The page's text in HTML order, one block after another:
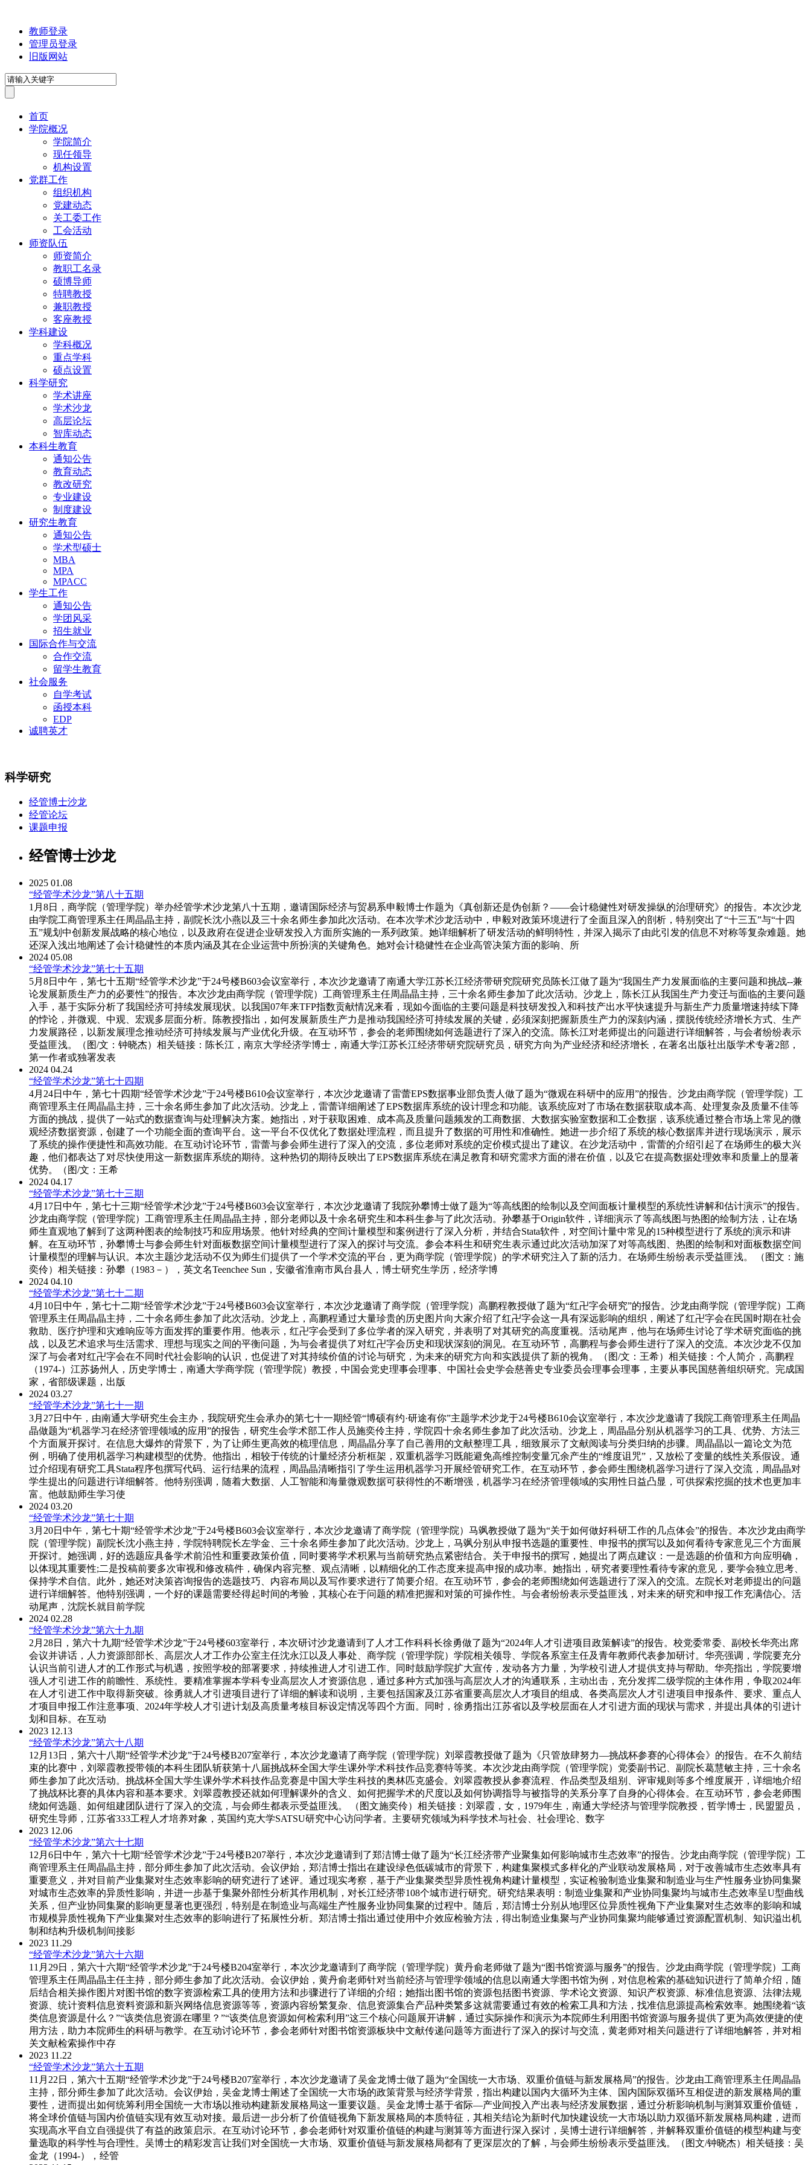
教师登录
管理员登录
旧版网站
首页
学院概况
学院简介
现任领导
机构设置
党群工作
组织机构
党建动态
关工委工作
工会活动
师资队伍
师资简介
教职工名录
硕博导师
特聘教授
兼职教授
客座教授
学科建设
学科概况
重点学科
硕点设置
科学研究
学术讲座
学术沙龙
高层论坛
智库动态
本科生教育
通知公告
教育动态
教改研究
专业建设
制度建设
研究生教育
通知公告
学术型硕士
MBA
MPA
MPACC
学生工作
通知公告
学团风采
招生就业
国际合作与交流
合作交流
留学生教育
社会服务
自学考试
函授本科
EDP
诚聘英才
科学研究
经管博士沙龙
经管论坛
课题申报
经管博士沙龙
2025 01.08
“经管学术沙龙”第八十五期
1月8日，商学院（管理学院）举办经管学术沙龙第八十五期，邀请国际经济与贸易系申毅博士作题为《真创新还是伪创新？——会计稳健性对研发操纵的治理研究》的报告。本次沙龙
由学院工商管理系主任周晶晶主持，副院长沈小燕以及三十余名师生参加此次活动。在本次学术沙龙活动中，申毅对政策环境进行了全面且深入的剖析，特别突出了“十三五”与“十四
五”规划中创新发展战略的核心地位，以及政府在促进企业研发投入方面所实施的一系列政策。她详细解析了研发活动的鲜明特性，并深入揭示了由此引发的信息不对称等复杂难题。她
还深入浅出地阐述了会计稳健性的本质内涵及其在企业运营中所扮演的关键角色。她对会计稳健性在企业高管决策方面的影响、所
2024 05.08
“经管学术沙龙”第七十五期
5月8日中午，第七十五期“经管学术沙龙”于24号楼B603会议室举行，本次沙龙邀请了南通大学江苏长江经济带研究院研究员陈长江做了题为“我国生产力发展面临的主要问题和挑战--兼
论发展新质生产力的必要性”的报告。本次沙龙由商学院（管理学院）工商管理系主任周晶晶主持，三十余名师生参加了此次活动。沙龙上，陈长江从我国生产力变迁与面临的主要问题
入手，基于实际分析了我国经济可持续发展现状。以我国07年来TFP指数贡献情况来看，现如今面临的主要问题是科技研发投入和科技产出水平快速提升与新生产力质量增速持续下降
的悖论，并微观、中观、宏观多层面分析。陈教授指出，如何发展新质生产力是推动我国经济可持续发展的关键，必须深刻把握新质生产力的深刻内涵，摆脱传统经济增长方式、生产
力发展路径，以新发展理念推动经济可持续发展与产业优化升级。在互动环节，参会的老师围绕如何选题进行了深入的交流。陈长江对老师提出的问题进行详细解答，与会者纷纷表示
受益匪浅。（图/文：钟晓杰）相关链接：陈长江，南京大学经济学博士，南通大学江苏长江经济带研究院研究员，研究方向为产业经济和经济增长，在著名出版社出版学术专著2部，
第一作者或独署发表
2024 04.24
“经管学术沙龙”第七十四期
4月24日中午，第七十四期“经管学术沙龙”于24号楼B610会议室举行，本次沙龙邀请了雷蕾EPS数据事业部负责人做了题为“微观在科研中的应用”的报告。沙龙由商学院（管理学院）工
商管理系主任周晶晶主持，三十余名师生参加了此次活动。沙龙上，雷蕾详细阐述了EPS数据库系统的设计理念和功能。该系统应对了市场在数据获取成本高、处理复杂及质量不佳等
方面的挑战，提供了一站式的数据查询与处理解决方案。她指出，对于获取困难、成本高及质量问题频发的工商数据、大数据实验室数据和工企数据，该系统通过整合市场上常见的微
观经济数据资源，创建了一个功能全面的查询平台。这一平台不仅优化了数据处理流程，而且提升了数据的可用性和准确性。她进一步介绍了系统的核心数据库并进行现场演示，展示
了系统的操作便捷性和高效功能。在互动讨论环节，雷蕾与参会师生进行了深入的交流，多位老师对系统的定价模式提出了建议。在沙龙活动中，雷蕾的介绍引起了在场师生的极大兴
趣，他们都表达了对尽快使用这一新数据库系统的期待。这种热切的期待反映出了EPS数据库系统在满足教育和研究需求方面的潜在价值，以及它在提高数据处理效率和质量上的显著
优势。（图/文：王希
2024 04.17
“经管学术沙龙”第七十三期
4月17日中午，第七十三期“经管学术沙龙”于24号楼B603会议室举行，本次沙龙邀请了我院孙攀博士做了题为“等高线图的绘制以及空间面板计量模型的系统性讲解和估计演示”的报告。
沙龙由商学院（管理学院）工商管理系主任周晶晶主持，部分老师以及十余名研究生和本科生参与了此次活动。孙攀基于Origin软件，详细演示了等高线图与热图的绘制方法，让在场
师生直观地了解到了这两种图表的绘制技巧和应用场景。他针对经典的空间计量模型和案例进行了深入分析，并结合Stata软件，对空间计量中常见的15种模型进行了系统的演示和讲
解。在互动环节，孙攀博士与参会师生针对面板数据空间计量模型进行了深入的探讨与交流。参会本科生和研究生表示通过此次活动加深了对等高线图、热图的绘制和对面板数据空间
计量模型的理解与认识。本次主题沙龙活动不仅为师生们提供了一个学术交流的平台，更为商学院（管理学院）的学术研究注入了新的活力。在场师生纷纷表示受益匪浅。 （图文：施
奕伶）相关链接：孙攀（1983－），英文名Teenchee Sun，安徽省淮南市凤台县人，博士研究生学历，经济学博
2024 04.10
“经管学术沙龙”第七十二期
4月10日中午，第七十二期“经管学术沙龙”于24号楼B603会议室举行，本次沙龙邀请了商学院（管理学院）高鹏程教授做了题为“红卍字会研究”的报告。沙龙由商学院（管理学院）工商
管理系主任周晶晶主持，二十余名师生参加了此次活动。沙龙上，高鹏程通过大量珍贵的历史图片向大家介绍了红卍字会这一具有深远影响的组织，阐述了红卍字会在民国时期在社会
救助、医疗护理和灾难响应等方面发挥的重要作用。他表示，红卍字会受到了多位学者的深入研究，并表明了对其研究的高度重视。活动尾声，他与在场师生讨论了学术研究面临的挑
战，以及艺术追求与生活需求、理想与现实之间的平衡问题，为与会者提供了对红卍字会历史和现状深刻的洞见。在互动环节，高鹏程与参会师生进行了深入的交流。本次沙龙不仅加
深了与会者对红卍字会在不同时代社会影响的认识，也促进了对其持续价值的讨论与研究，为未来的研究方向和实践提供了新的视角。（图/文：王希）相关链接：个人简介，高鹏程
（1974-）江苏扬州人，历史学博士，南通大学商学院（管理学院）教授，中国会党史理事会理事、中国社会史学会慈善史专业委员会理事会理事，主要从事民国慈善组织研究。完成国
家，省部级课题，出版
2024 03.27
“经管学术沙龙”第七十一期
3月27日中午，由南通大学研究生会主办，我院研究生会承办的第七十一期经管“博硕有约·研途有你”主题学术沙龙于24号楼B610会议室举行，本次沙龙邀请了我院工商管理系主任周晶
晶做题为“机器学习在经济管理领域的应用”的报告，研究生会学术部工作人员施奕伶主持，学院四十余名师生参加了此次活动。沙龙上，周晶晶分别从机器学习的工具、优势、方法三
个方面展开探讨。在信息大爆炸的背景下，为了让师生更高效的梳理信息，周晶晶分享了自己善用的文献整理工具，细致展示了文献阅读与分类归纳的步骤。周晶晶以一篇论文为范
例，明确了使用机器学习构建模型的优势。他指出，相较于传统的计量经济分析框架，双重机器学习既能避免高维控制变量冗余产生的“维度诅咒”，又放松了变量的线性关系假设。通
过介绍现有研究工具Stata程序包撰写代码、运行结果的流程，周晶晶清晰指引了学生运用机器学习开展经管研究工作。在互动环节，参会师生围绕机器学习进行了深入交流，周晶晶对
学生提出的问题进行详细解答。他特别强调，随着大数据、人工智能和海量微观数据可获得性的不断增强，机器学习在经济管理领域的实用性日益凸显，可供探索挖掘的技术也更加丰
富。他鼓励师生学习使
2024 03.20
“经管学术沙龙”第七十期
3月20日中午，第七十期“经管学术沙龙”于24号楼B603会议室举行，本次沙龙邀请了商学院（管理学院）马飒教授做了题为“关于如何做好科研工作的几点体会”的报告。本次沙龙由商学
院（管理学院）副院长沈小燕主持，学院特聘院长左学金、三十余名师生参加了此次活动。沙龙上，马飒分别从申报书选题的重要性、申报书的撰写以及如何看待专家意见三个方面展
开探讨。她强调，好的选题应具备学术前沿性和重要政策价值，同时要将学术积累与当前研究热点紧密结合。关于申报书的撰写，她提出了两点建议：一是选题的价值和方向应明确，
以体现其重要性;二是投稿前要多次审视和修改稿件，确保内容完整、观点清晰，以精细化的工作态度来提高申报的成功率。她指出，研究者要理性看待专家的意见，要学会独立思考、
保持学术自信。此外，她还对决策咨询报告的选题技巧、内容布局以及写作要求进行了简要介绍。在互动环节，参会的老师围绕如何选题进行了深入的交流。左院长对老师提出的问题
进行详细解答。他特别强调，一个好的课题需要经得起时间的考验，其核心在于问题的精准把握和对策的可操作性。与会者纷纷表示受益匪浅，对未来的研究和申报工作充满信心。活
动尾声，沈院长就目前学院
2024 02.28
“经管学术沙龙”第六十九期
2月28日，第六十九期“经管学术沙龙”于24号楼603室举行，本次研讨沙龙邀请到了人才工作科科长徐勇做了题为“2024年人才引进项目政策解读”的报告。校党委常委、副校长华亮出席
会议并讲话，人力资源部部长、高层次人才工作办公室主任沈永江以及人事处、商学院（管理学院）学院相关领导、学院各系室主任及青年教师代表参加研讨。华亮强调，学院要充分
认识当前引进人才的工作形式与机遇，按照学校的部署要求，持续推进人才引进工作。同时鼓励学院扩大宣传，发动各方力量，为学校引进人才提供支持与帮助。华亮指出，学院要增
强人才引进工作的前瞻性、系统性。要精准掌握本学科专业高层次人才资源信息，通过多种方式加强与高层次人才的沟通联系，主动出击，充分发挥二级学院的主体作用，争取2024年
在人才引进工作中取得新突破。徐勇就人才引进项目进行了详细的解读和说明，主要包括国家及江苏省重要高层次人才项目的组成、各类高层次人才引进项目申报条件、要求、重点人
才项目申报工作注意事项、2024年学校人才引进计划及高质量考核目标设定情况等四个方面。同时，徐勇指出江苏省以及学校层面在人才引进方面的现状与需求，并提出具体的引进计
划和目标。在互动
2023 12.13
“经管学术沙龙”第六十八期
12月13日，第六十八期“经管学术沙龙”于24号楼B207室举行，本次沙龙邀请了商学院（管理学院）刘翠霞教授做了题为《只管放肆努力––挑战杯参赛的心得体会》的报告。在不久前结
束的比赛中，刘翠霞教授带领的本科生团队斩获第十八届挑战杯全国大学生课外学术科技作品竞赛特等奖。本次沙龙由商学院（管理学院）党委副书记、副院长葛慧敏主持，三十余名
师生参加了此次活动。挑战杯全国大学生课外学术科技作品竞赛是中国大学生科技的奥林匹克盛会。刘翠霞教授从参赛流程、作品类型及组别、评审规则等多个维度展开，详细地介绍
了挑战杯比赛的具体内容和基本要求。刘翠霞教授还就如何理解课外的含义、如何把握学术的尺度以及如何协调指导与被指导的关系分享了自身的心得体会。在互动环节，参会老师围
绕如何选题、如何组建团队进行了深入的交流，与会师生都表示受益匪浅。 （图文施奕伶）相关链接：刘翠霞，女，1979年生，南通大学经济与管理学院教授，哲学博士，民盟盟员，
研究生导师，江苏省333工程人才培养对象，英国约克大学SATSU研究中心访问学者。主要研究领域为科学技术与社会、社会理论、数字
2023 12.06
“经管学术沙龙”第六十七期
12月6日中午，第六十七期“经管学术沙龙”于24号楼B207举行，本次沙龙邀请到了郑洁博士做了题为“长江经济带产业聚集如何影响城市生态效率”的报告。沙龙由商学院（管理学院）工
商管理系主任周晶晶主持，部分师生参加了此次活动。会议伊始，郑洁博士指出在建设绿色低碳城市的背景下，构建集聚模式多样化的产业联动发展格局，对于改善城市生态效率具有
重要意义，并对目前产业集聚对生态效率影响的研究进行了述评。通过现实考察，基于产业集聚类型异质性视角构建计量模型，实证检验制造业集聚和制造业与生产性服务业协同集聚
对城市生态效率的异质性影响，并进一步基于集聚外部性分析其作用机制，对长江经济带108个城市进行研究。研究结果表明：制造业集聚和产业协同集聚均与城市生态效率呈U型曲线
关系，但产业协同集聚的影响更显著也更强烈，特别是在制造业与高端生产性服务业协同集聚的过程中。随后，郑洁博士分别从地理区位异质性视角下产业集聚对生态效率的影响和城
市规模异质性视角下产业集聚对生态效率的影响进行了拓展性分析。郑洁博士指出通过使用中介效应检验方法，得出制造业集聚与产业协同集聚均能够通过资源配置机制、知识溢出机
制和结构升级机制间接影
2023 11.29
“经管学术沙龙”第六十六期
11月29日，第六十六期“经管学术沙龙”于24号楼B204室举行，本次沙龙邀请到了商学院（管理学院）黄丹俞老师做了题为“图书馆资源与服务”的报告。沙龙由商学院（管理学院）工商
管理系主任周晶晶主任主持，部分师生参加了此次活动。会议伊始，黄丹俞老师针对当前经济与管理学领域的信息以南通大学图书馆为例，对信息检索的基础知识进行了简单介绍，随
后结合相关操作图片对图书馆的数字资源检索工具的使用方法和步骤进行了详细的介绍；她指出图书馆的资源包括图书资源、学术论文资源、知识产权资源、标准信息资源、法律法规
资源、统计资料信息资料资源和新兴网络信息资源等等，资源内容纷繁复杂、信息资源集合产品种类繁多这就需要通过有效的检索工具和方法，找准信息源提高检索效率。她围绕着“该
类信息资源是什么？”“该类信息资源在哪里？”“该类信息资源如何检索利用”这三个核心问题展开讲解，通过实际操作和演示为本院师生利用图书馆资源与服务提供了更为高效便捷的使
用方法，助力本院师生的科研与教学。在互动讨论环节，参会老师针对图书馆资源板块中文献传递问题等方面进行了深入的探讨与交流，黄老师对相关问题进行了详细地解答，并对相
关文献检索操作中存
2023 11.22
“经管学术沙龙”第六十五期
11月22日，第六十五期“经管学术沙龙”于24号楼B207室举行，本次沙龙邀请了吴金龙博士做了题为“全国统一大市场、双重价值链与新发展格局”的报告。沙龙由工商管理系主任周晶晶
主持，部分师生参加了此次活动。会议伊始，吴金龙博士阐述了全国统一大市场的政策背景与经济学背景，指出构建以国内大循环为主体、国内国际双循环互相促进的新发展格局的重
要性，进而提出如何统筹利用全国统一大市场以推动构建新发展格局这一重要议题。吴金龙博士基于省际—产业间投入产出表与经济发展数据，通过分析影响机制与测算双重价值链，
将全球价值链与国内价值链实现有效互动对接。最后进一步分析了价值链视角下新发展格局的本质特征，其相关结论为新时代加快建设统一大市场以助力双循环新发展格局构建，进而
实现高水平自立自强提供了有益的政策启示。在互动讨论环节，参会老师针对双重价值链的构建与测算等方面进行深入探讨，吴博士进行详细解答，并解释双重价值链的模型构建与变
量选取的科学性与合理性。吴博士的精彩发言让我们对全国统一大市场、双重价值链与新发展格局都有了更深层次的了解，与会师生纷纷表示受益匪浅。（图文/钟晓杰）相关链接：吴
金龙（1994-），经管